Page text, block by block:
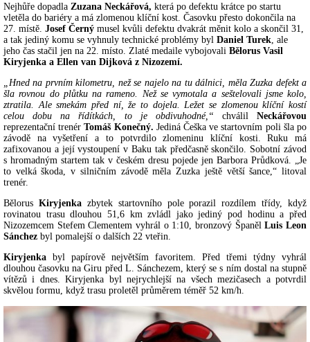
Nejhůře dopadla Zuzana Neckářová, která po defektu krátce po startu
vletěla do bariéry a má zlomenou klíční kost. Časovku přesto dokončila na
27. místě. Josef Černý musel kvůli defektu dvakrát měnit kolo a skončil 31,
a tak jediný komu se vyhnuly technické problémy byl Daniel Turek , ale
jeho čas stačil jen na 22. místo. Zlaté medaile vybojovali Bělorus Vasil
Kiryjenka a Ellen van Dijková z Nizozemí.
„Hned na prvním kilometru, než se najelo na tu dálnici, měla Zuzka defekt a
šla rovnou do plůtku na rameno. Než se vymotala a seštelovali jsme kolo,
ztratila. Ale smekám před ní, že to dojela. Ležet se zlomenou klíční kostí
celou dobu na řídítkách, to je obdivuhodné,“ chválil Neckářovou
reprezentační trenérTomáš Konečný. Jediná Češka ve startovním poli šla po
závodě na vyšetření a to potvrdilo zlomeninu klíční kosti. Ruku má
zafixovanou a její vystoupení v Baku tak předčasně skončilo. Sobotní závod
s hromadným startem tak v českém dresu pojede jen Barbora Průdková. „Je
to velká škoda, v silničním závodě měla Zuzka ještě větší šance,“ litoval
trenér.
Bělorus Kiryjenkazbytek startovního pole porazil rozdílem třídy, když
rovinatou trasu dlouhou 51,6 km zvládl jako jediný pod hodinu a před
Nizozemcem Stefem Clementem vyhrál o 1:10, bronzový ŠpanělLuis Leon
Sánchez byl pomalejší o dalších 22 vteřin.
Kiryjenka byl papírově největším favoritem. Před třemi týdny vyhrál
dlouhou časovku na Giru před L. Sánchezem, který se s ním dostal na stupně
vítězů i dnes. Kiryjenka byl nejrychlejší na všech mezičasech a potvrdil
skvělou formu, když trasu proletěl průměrem téměř 52 km/h.